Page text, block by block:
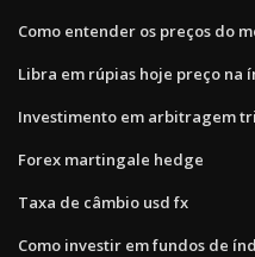
Como entender os preços do
Libra em rúpias hoje preço na
Investimento em arbitragem
Forex martingale hedge
Taxa de câmbio usd fx
Como investir em fundos de